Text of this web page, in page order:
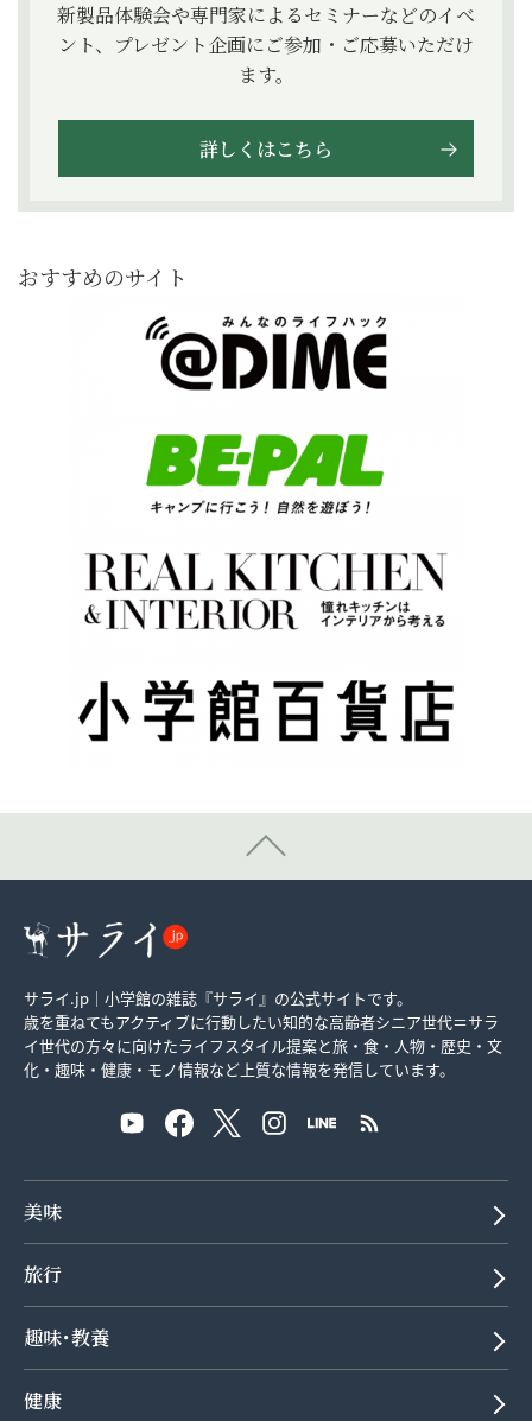
新製品体験会や専門家によるセミナーなどのイベ
ント、プレゼント企画にご参加・ご応募いただけ
ます。
詳しくはこちら
おすすめのサイト
サライ.jp｜小学館の雑誌『サライ』の公式サイトです。
歳を重ねてもアクティブに行動したい知的な高齢者シニア世代＝サラ
イ世代の方々に向けたライフスタイル提案と旅・食・人物・歴史・文
化・趣味・健康・モノ情報など上質な情報を発信しています。
美味
旅行
趣味･教養
健康